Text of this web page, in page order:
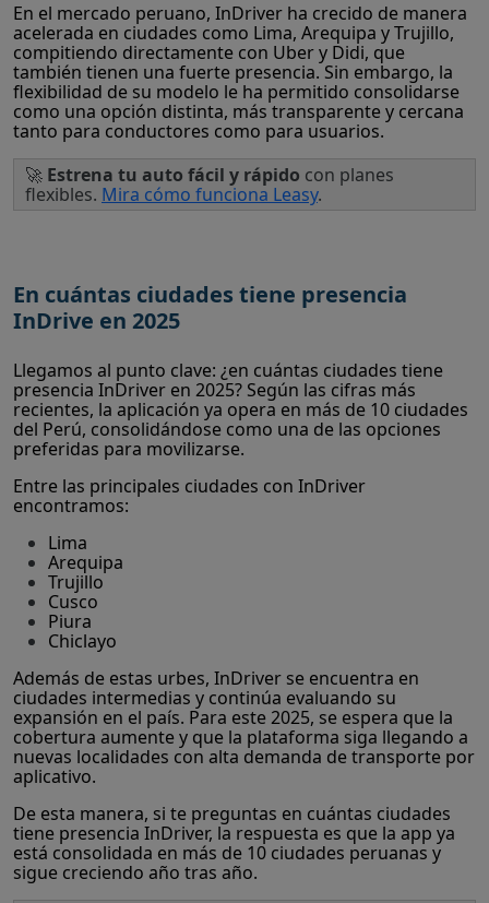
En el mercado peruano, InDriver ha crecido de manera
acelerada en ciudades como Lima, Arequipa y Trujillo,
compitiendo directamente con Uber y Didi, que
también tienen una fuerte presencia. Sin embargo, la
flexibilidad de su modelo le ha permitido consolidarse
como una opción distinta, más transparente y cercana
tanto para conductores como para usuarios.
🚀 Estrena tu auto fácil y rápido con planes
flexibles. Mira cómo funciona Leasy.
En cuántas ciudades tiene presencia
InDrive en 2025
Llegamos al punto clave: ¿en cuántas ciudades tiene
presencia InDriver en 2025? Según las cifras más
recientes, la aplicación ya opera en más de 10 ciudades
del Perú, consolidándose como una de las opciones
preferidas para movilizarse.
Entre las principales ciudades con InDriver
encontramos:
Lima
Arequipa
Trujillo
Cusco
Piura
Chiclayo
Además de estas urbes, InDriver se encuentra en
ciudades intermedias y continúa evaluando su
expansión en el país. Para este 2025, se espera que la
cobertura aumente y que la plataforma siga llegando a
nuevas localidades con alta demanda de transporte por
aplicativo.
De esta manera, si te preguntas en cuántas ciudades
tiene presencia InDriver, la respuesta es que la app ya
está consolidada en más de 10 ciudades peruanas y
sigue creciendo año tras año.